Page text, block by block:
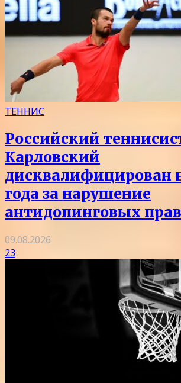
ТЕННИС
Российский
Карловский
дисквалифицирован
года за нарушение
антидопинговых
09.08.2026
23